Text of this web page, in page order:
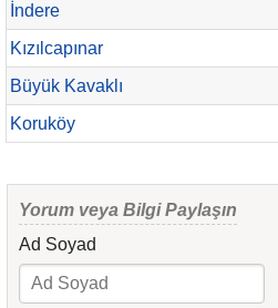
İndere
Kızılcapınar
Büyük Kavaklı
Koruköy
Yorum veya Bilgi Paylaşın
Ad Soyad